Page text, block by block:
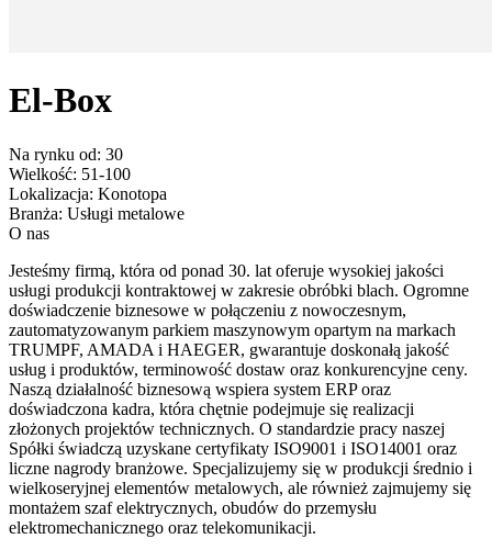
El-Box
Na rynku od: 30
Wielkość: 51-100
Lokalizacja: Konotopa
Branża: Usługi metalowe
O nas
Jesteśmy firmą, która od ponad 30. lat oferuje wysokiej jakości
usługi produkcji kontraktowej w zakresie obróbki blach. Ogromne
doświadczenie biznesowe w połączeniu z nowoczesnym,
zautomatyzowanym parkiem maszynowym opartym na markach
TRUMPF, AMADA i HAEGER, gwarantuje doskonałą jakość
usług i produktów, terminowość dostaw oraz konkurencyjne ceny.
Naszą działalność biznesową wspiera system ERP oraz
doświadczona kadra, która chętnie podejmuje się realizacji
złożonych projektów technicznych. O standardzie pracy naszej
Spółki świadczą uzyskane certyfikaty ISO9001 i ISO14001 oraz
liczne nagrody branżowe. Specjalizujemy się w produkcji średnio i
wielkoseryjnej elementów metalowych, ale również zajmujemy się
montażem szaf elektrycznych, obudów do przemysłu
elektromechanicznego oraz telekomunikacji.